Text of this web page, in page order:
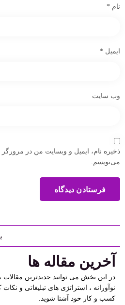
نام *
ایمیل *
وب‌ سایت
ذخیره نام، ایمیل و وبسایت من در مرورگر
می‌نویسم.
فرستادن دیدگاه
آخرین مقاله ها
در این بخش می توانید جدیدترین مقالات
نوآورانه ، استراتژی های تبلیغاتی و
کسب و کار خود آشنا شوید.